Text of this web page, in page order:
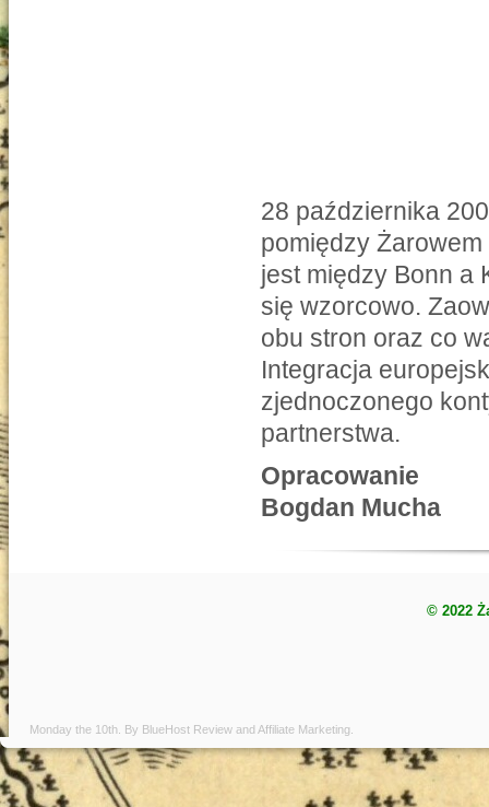
28 października
pomiędzy
jest między Bonn a
się wzorcowo.
obu stron oraz co
Integracja
zjednoczonego
partnerstwa.
Opracowanie
Bogdan Mucha
© 2022
Monday the 10th. By BlueHost Review andAffiliate Marketing